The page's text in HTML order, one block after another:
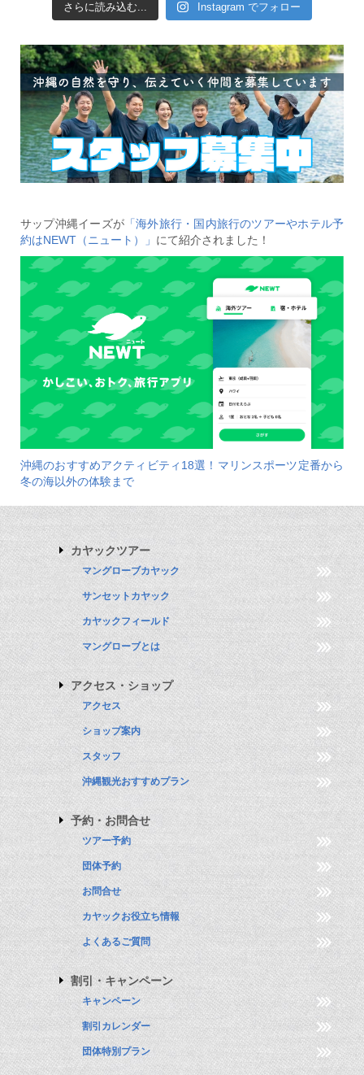
さらに読み込む... Instagram でフォロー
サップ沖縄イーズが 「海外旅行・国内旅行のツアーやホテル予
約はNEWT（ニュート）」 にて紹介されました！
沖縄のおすすめアクティビティ18選！マリンスポーツ定番から
冬の海以外の体験まで
カヤックツアー
マングローブカヤック
サンセットカヤック
カヤックフィールド
マングローブとは
アクセス・ショップ
アクセス
ショップ案内
スタッフ
沖縄観光おすすめプラン
予約・お問合せ
ツアー予約
団体予約
お問合せ
カヤックお役立ち情報
よくあるご質問
割引・キャンペーン
キャンペーン
割引カレンダー
団体特別プラン